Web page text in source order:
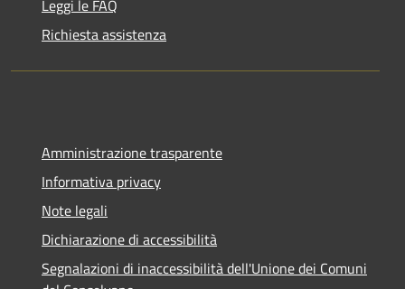
Leggi le FAQ
Richiesta assistenza
Amministrazione trasparente
Informativa privacy
Note legali
Dichiarazione di accessibilità
Segnalazioni di inaccessibilità dell'Unione dei Comuni